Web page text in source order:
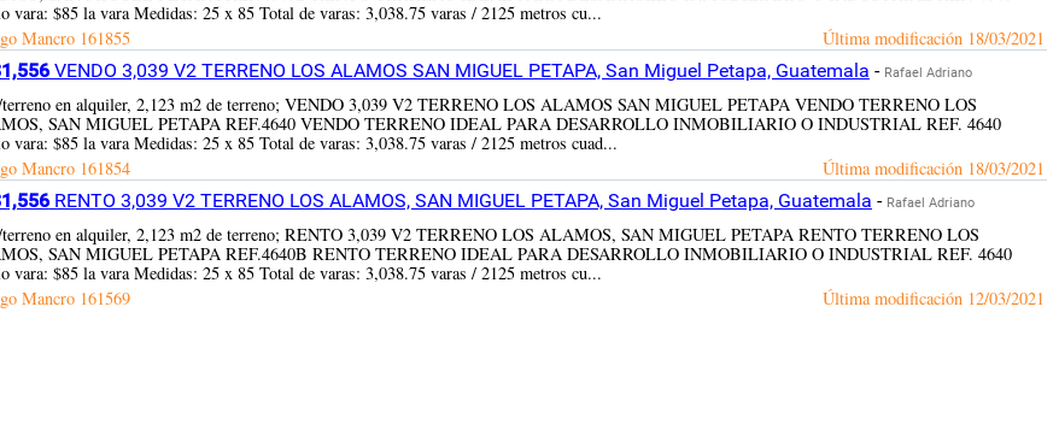
vara: $85 la vara Medidas: 25 x 85 Total de varas: 3,038.75 varas / 2125 metros cu...
Mancro 161855 Última modificación 18/03/2021
VENDO 3,039 V2 TERRENO LOS ALAMOS SAN MIGUEL PETAPA, San Miguel Petapa, Guatemala - Rafael Adriano
en alquiler, 2,123 m2 de terreno; VENDO 3,039 V2 TERRENO LOS ALAMOS SAN MIGUEL PETAPA VENDO TERRENO LOS
SAN MIGUEL PETAPA REF.4640 VENDO TERRENO IDEAL PARA DESARROLLO INMOBILIARIO O INDUSTRIAL REF. 4640
vara: $85 la vara Medidas: 25 x 85 Total de varas: 3,038.75 varas / 2125 metros cuad...
Mancro 161854 Última modificación 18/03/2021
RENTO 3,039 V2 TERRENO LOS ALAMOS, SAN MIGUEL PETAPA, San Miguel Petapa, Guatemala - Rafael Adriano
en alquiler, 2,123 m2 de terreno; RENTO 3,039 V2 TERRENO LOS ALAMOS, SAN MIGUEL PETAPA RENTO TERRENO LOS
SAN MIGUEL PETAPA REF.4640B RENTO TERRENO IDEAL PARA DESARROLLO INMOBILIARIO O INDUSTRIAL REF. 4640
vara: $85 la vara Medidas: 25 x 85 Total de varas: 3,038.75 varas / 2125 metros cu...
Mancro 161569 Última modificación 12/03/2021